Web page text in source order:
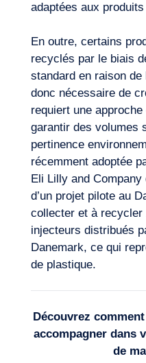
adaptées aux
En outre, certains
recyclés par le biais
standard en raison
donc nécessaire de
requiert une
garantir des volumes
pertinence
récemment adoptée
Eli Lilly and
d’un projet pilote au
collecter et à
injecteurs distribués
Danemark, ce qui
de plastique.
Découvrez
accompagner dans
de